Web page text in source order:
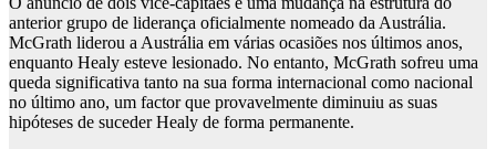
anterior grupo de liderança oficialmente nomeado da Austrália.
McGrath liderou a Austrália em várias ocasiões nos últimos anos,
enquanto Healy esteve lesionado. No entanto, McGrath sofreu uma
queda significativa tanto na sua forma internacional como nacional
no último ano, um factor que provavelmente diminuiu as suas
hipóteses de suceder Healy de forma permanente.